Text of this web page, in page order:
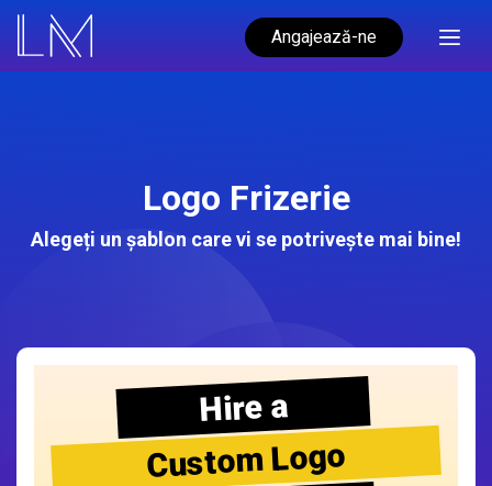
Angajează-ne
Logo Frizerie
Alegeți un șablon care vi se potrivește mai bine!
Hire a
Custom Logo